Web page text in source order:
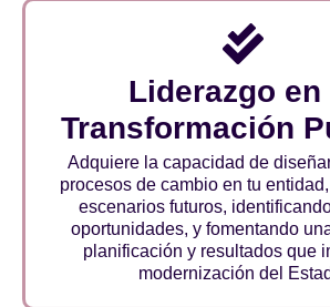
Liderazgo en
Transformación
Adquiere la capacidad de
procesos de cambio en tu
escenarios futuros,
oportunidades, y fomentando
planificación y resultados que
modernización del